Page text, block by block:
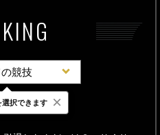
競技
時間 週間
選択できます ×